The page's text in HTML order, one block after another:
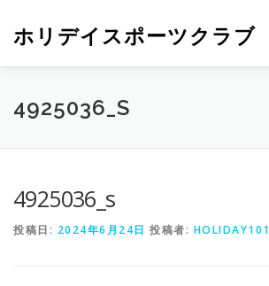
ホリデイスポーツクラブ
4925036_S
4925036_s
投稿日: 2024年6月24日 投稿者: HOLIDAY101